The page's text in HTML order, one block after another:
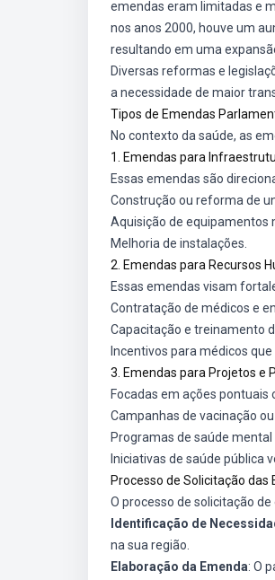
emendas eram limitadas e
nos anos 2000, houve um
resultando em uma
Diversas reformas e
a necessidade de maior
Tipos de Emendas
No contexto da saúde, as
1. Emendas para
Essas emendas são
Construção ou reforma de
Aquisição de equipamentos
Melhoria de instalações.
2. Emendas para Recursos
Essas emendas visam
Contratação de médicos e
Capacitação e treinamento
Incentivos para médicos
3. Emendas para Projetos e
Focadas em ações
Campanhas de vacinação
Programas de saúde mental
Iniciativas de saúde pública
Processo de Solicitação das
O processo de solicitação
Identificação de
na sua região.
Elaboração da Emenda: O